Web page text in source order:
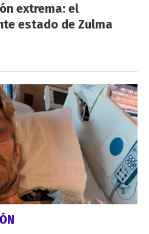
extrema: el
estado de Zulma